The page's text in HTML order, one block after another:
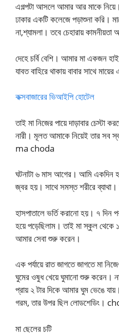
এগল্পটা আসলে আমার আর মাকে
ঢাকার একটি কলেজে পড়াশুনা করি।
না,শ্যামলা। তবে চেহারায় কামনীয়তা
দেহে চর্বি বেশি। আমার মা একজন
যাবত বাহিরে থাকায় বাবার সাথে
কক্সবাজারের ভিআইপি হোটেল
তাই মা নিজের পায়ে দাড়াবার
নারী। মূলত আমাকে নিয়েই তার
ma choda
ঘটনাটা ৬ মাস আগের। আমি একদিন
জ্বর হয়। সাথে সমস্ত শরীরে ব্যাথা।
হাসপাতালে ভর্তি করানো হয়। ৭ দিন
হয়ে পড়েছিলাম। তাই মা স্কুল থেকে
আমার সেবা শুরু করেন।
এক পর্যায়ে রাত জাগতে জাগতে মা
ঘুমের ওষুধ খেয়ে ঘুমানো শুরু করেন।
প্রায় ২ টার দিকে আমার ঘুম ভেঙে
গরম, তার উপর ছিল লোডশেডিং।
মা ছেলের চটি